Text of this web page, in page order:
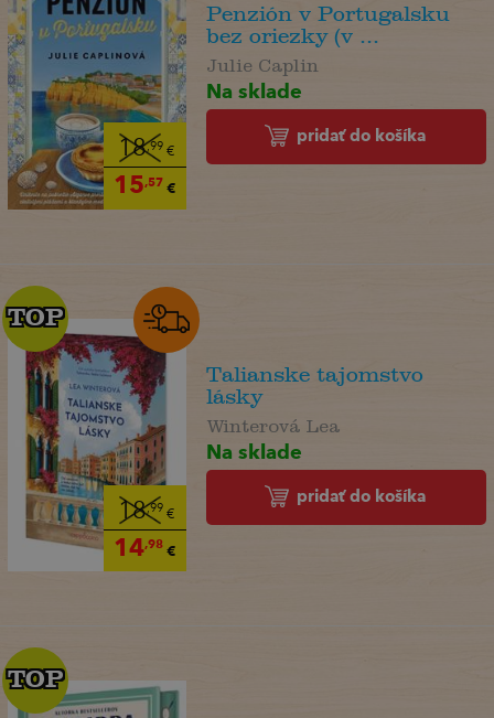
18,99 €
15,57 €
Penzión v Portugalsku
bez oriezky (v ...
Julie Caplin
Na sklade
pridať do košíka
18,99 €
14,98€
TOP
TOP
Talianske tajomstvo
lásky
Winterová Lea
Na sklade
pridať do košíka
TOP
TOP